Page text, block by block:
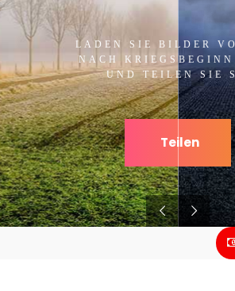
LADEN SIE BILDER
NACH KRIEGSBEGINN
UND TEILEN SIE
Teilen